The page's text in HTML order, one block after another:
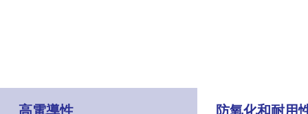
高電導性 防氧化和耐用